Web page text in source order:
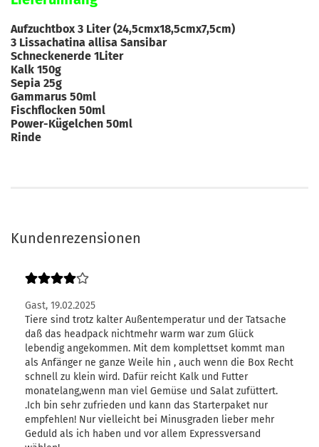
Aufzuchtbox 3 Liter (24,5cmx18,5cmx7,5cm)
3 Lissachatina allisa Sansibar
Schneckenerde 1Liter
Kalk 150g
Sepia 25g
Gammarus 50ml
Fischflocken 50ml
Power-Kügelchen 50ml
Rinde
Kundenrezensionen
Gast, 19.02.2025
Tiere sind trotz kalter Außentemperatur und der Tatsache
daß das headpack nichtmehr warm war zum Glück
lebendig angekommen. Mit dem komplettset kommt man
als Anfänger ne ganze Weile hin , auch wenn die Box Recht
schnell zu klein wird. Dafür reicht Kalk und Futter
monatelang,wenn man viel Gemüse und Salat zufüttert.
.Ich bin sehr zufrieden und kann das Starterpaket nur
empfehlen! Nur vielleicht bei Minusgraden lieber mehr
Geduld als ich haben und vor allem Expressversand